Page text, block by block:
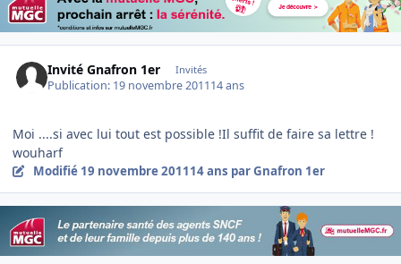
Invité Gnafron 1er Invités
Publication: 19 novembre 201114 ans
Moi ....si avec lui tout est possible !Il suffit de faire sa lettre !
wouharf
Modifié 19 novembre 201114 ans par Gnafron 1er